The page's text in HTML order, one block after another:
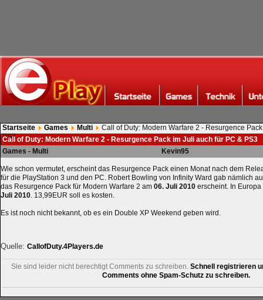
Startseite Games Multi
Call of Duty: Modern Warfare 2 - Resurgence
PS3
Call of Duty: Modern Warfare 2 - Resurgence Pack im Juli auch für PC & PS3
Games - Multi
Kevin95
Wie schon vermutet, erscheint das Resurgence Pack einen Monat nach dem
für die PlayStation 3 und den PC. Robert Bowling von Infinity Ward gab nämlich
das Resurgence Pack für Modern Warfare 2 am 06. Juli 2010 erscheint. In
Juli 2010. 13,99EUR soll es kosten.
Es ist noch nicht bekannt, ob es ein Double XP Weekend geben wird.
Quelle: CallofDuty.4Players.de
Sie sind leider nicht berechtigt Comments zu schreiben. Schnell registrieren
Comments ohne Spam-Schutz zu schreiben.